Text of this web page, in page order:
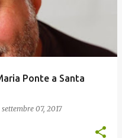
Ponte a Santa
settembre 07, 2017